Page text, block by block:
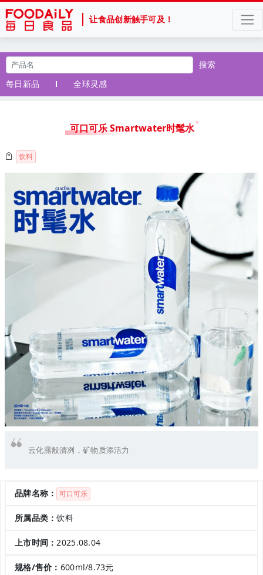
让食品创新触手可及！
搜索
每日新品
全球灵感
可口可乐 Smartwater时髦水
饮料
云化露般清冽，矿物质添活力
品牌名称： 可口可乐
所属品类：饮料
上市时间：2025.08.04
规格/售价： 600ml/8.73元